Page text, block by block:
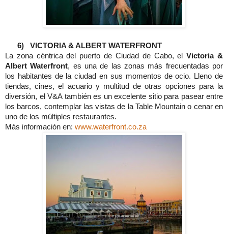
6)
VICTORIA & ALBERT WATERFRONT
La zona céntrica del puerto de Ciudad de Cabo, elVictoria &
Albert Waterfront, es una de las zonas más frecuentadas por
los habitantes de la ciudad en sus momentos de ocio. Lleno de
tiendas, cines, el acuario y multitud de otras opciones para la
diversión, el V&A también es un excelente sitio para pasear entre
los barcos, contemplar las vistas de la Table Mountain o cenar en
uno de los múltiples restaurantes.
Más información en: www.waterfront.co.za